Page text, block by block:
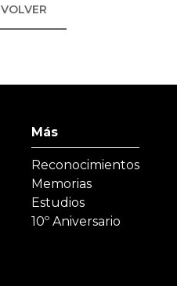
VOLVER
Más
Reconocimientos
Memorias
Estudios
10º Aniversario